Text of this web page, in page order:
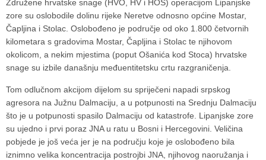
Združene hrvatske snage (HVO, HV i HOS) operacijom Lipanjske
zore su oslobodile dolinu rijeke Neretve odnosno općine Mostar,
Čapljina i Stolac. Oslobođeno je područje od oko 1.800 četvornih
kilometara s gradovima Mostar, Čapljina i Stolac te njihovom
okolicom, a nekim mjestima (poput Ošanića kod Stoca) hrvatske
snage su izbile današnju međuentitetsku crtu razgraničenja.
Tom odlučnom akcijom dijelom su spriječeni napadi srpskog
agresora na Južnu Dalmaciju, a u potpunosti na Srednju Dalmaciju
što je u potpunosti spasilo Dalmaciju od katastrofe. Lipanjske zore
su ujedno i prvi poraz JNA u ratu u Bosni i Hercegovini. Veličina
pobjede je još veća jer je na području koje je oslobođeno bila
iznimno velika koncentracija postrojbi JNA, njihovog naoružanja i